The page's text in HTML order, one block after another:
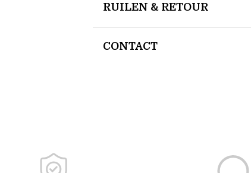
RUILEN & RETOUR
CONTACT